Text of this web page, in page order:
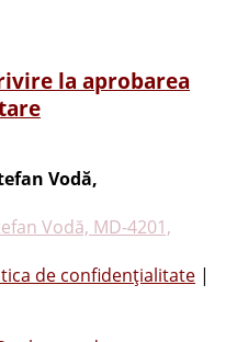
la aprobarea
Vodă,
Vodă, MD-4201,
de confidențialitate |